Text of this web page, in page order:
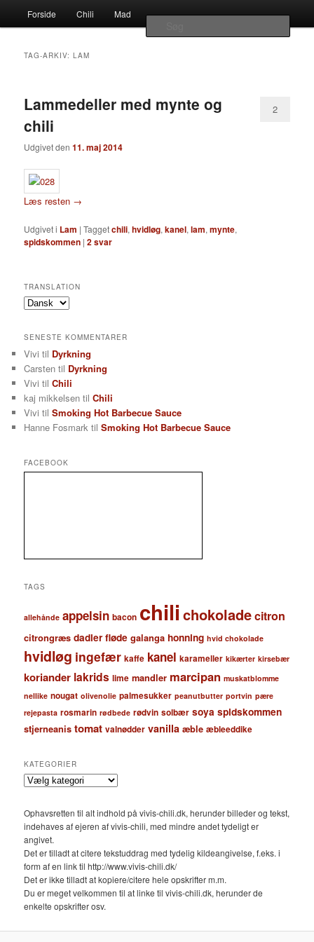
лучшие займы
Vivis chili
Fortsæt
indhold
Fortsæt
indhold
Forside Chili Mad
TAG-ARKIV:LAM
Lammedeller med mynte og
chili
Udgivet den11. maj 2014
2
Læs resten →
Udgivet i Lam |Taggetchili,hvidløg,kanel,lam,mynte,
spidskommen |2svar
TRANSLATION
SENESTE KOMMENTARER
Vivi til Dyrkning
Carsten til Dyrkning
Vivi tilChili
kaj mikkelsen tilChili
Vivi tilSmoking Hot Barbecue Sauce
Hanne Fosmark tilSmoking Hot Barbecue Sauce
FACEBOOK
TAGS
allehånde appelsin bacon chilichokoladecitron
citrongræs dadler fløde galanga honning hvid chokolade
hvidløg ingefær kaffe kanel karameller kikærter kirsebær
koriander lakrids lime mandler marcipan muskatblomme
nellike nougat olivenolie palmesukker peanutbutter portvin pære
rejepasta rosmarin rødbede rødvin solbær soya spidskommen
stjerneanis tomat valnødder vanilla æble æbleeddike
KATEGORIER
Kategorier
Ophavsretten til alt indhold på vivis-chili.dk, herunder billeder og tekst,
indehaves af ejeren af vivis-chili, med mindre andet tydeligt er
angivet.
Det er tilladt at citere tekstuddrag med tydelig kildeangivelse, f.eks. i
form af en link til http://www.vivis-chili.dk/
Det er ikke tilladt at kopiere/citere hele opskrifter m.m.
Du er meget velkommen til at linke til vivis-chili.dk, herunder de
enkelte opskrifter osv.